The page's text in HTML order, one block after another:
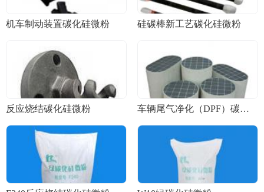
机车制动装置碳化硅微粉 硅碳棒新工艺碳化硅微粉
反应烧结碳化硅微粉 车辆尾气净化（DPF）碳化硅微粉